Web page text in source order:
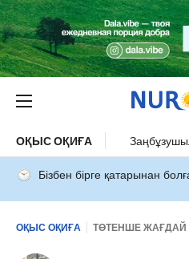
ОҚЫС ОҚИҒА
Бізбен бірге қатарынан
ОҚЫС ОҚИҒА ТӨТЕНШЕ ЖАҒДАЙ